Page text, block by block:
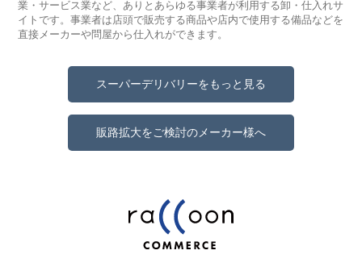
業・サービス業など、ありとあらゆる事業者が利用する卸・仕入れサ
イトです。事業者は店頭で販売する商品や店内で使用する備品などを
直接メーカーや問屋から仕入れができます。
スーパーデリバリーをもっと見る
販路拡大をご検討のメーカー様へ